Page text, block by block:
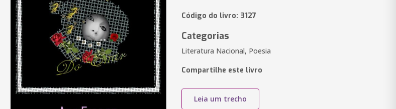
Código do livro: 3127
Categorias
Literatura Nacional, Poesia
Compartilhe este livro
Leia um trecho